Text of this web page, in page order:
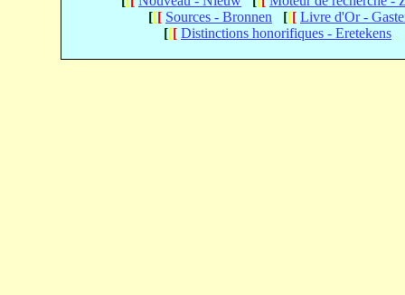
[[[ Sources - Bronnen [[[ Livre d'Or -
[[[ Distinctions honorifiques - Eretekens